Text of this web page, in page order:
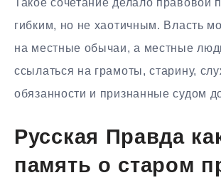
Такое сочетание делало правовой
гибким, но не хаотичным. Власть
на местные обычаи, а местные
ссылаться на грамоты, старину,
обязанности и признанные судом
Русская Правда
память о старом